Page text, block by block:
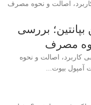
بررسی
مصرف
کاربرد، اصالت و نحوه
آمپول بیوت...